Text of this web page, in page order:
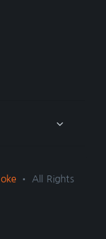
• All Rights